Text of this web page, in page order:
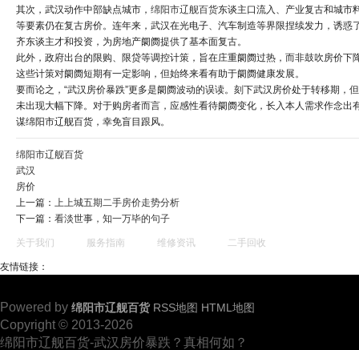
其次，武汉动作中部缺点城市， 绵阳市辽舰百货东谈主口流入、产业复古和城市
等要素仍在复古房价。连年来，武汉在光电子、汽车制造等界限捏续发力，诱惑
齐东谈主才和投资，为房地产阛阓提供了基本面复古。
此外，政府出台的限购、限贷等调控计策，旨在庄重阛阓过热，而非鼓吹房价下
这些计策对阛阓短期有一定影响，但始终来看有助于阛阓健康发展。
要而论之，“武汉房价暴跌”更多是阛阓波动的误读。刻下武汉房价处于转移期，
未出现大幅下降。对于购房者而言，应感性看待阛阓变化，长入本人需求作念出
谋绵阳市辽舰百货，幸免盲目跟风。
绵阳市辽舰百货
武汉
房价
上一篇：
上上城五期二手房价走势分析
下一篇： 看淡世事，知一万毕的句子
关于我们 服务指南 维修资讯 二手回收
友情链接：
Powered by 绵阳市辽舰百货 RSS地图 HTML地图
Copyright © 2013-2026
绵阳市辽舰百货-武汉房价暴跌？真相何如？